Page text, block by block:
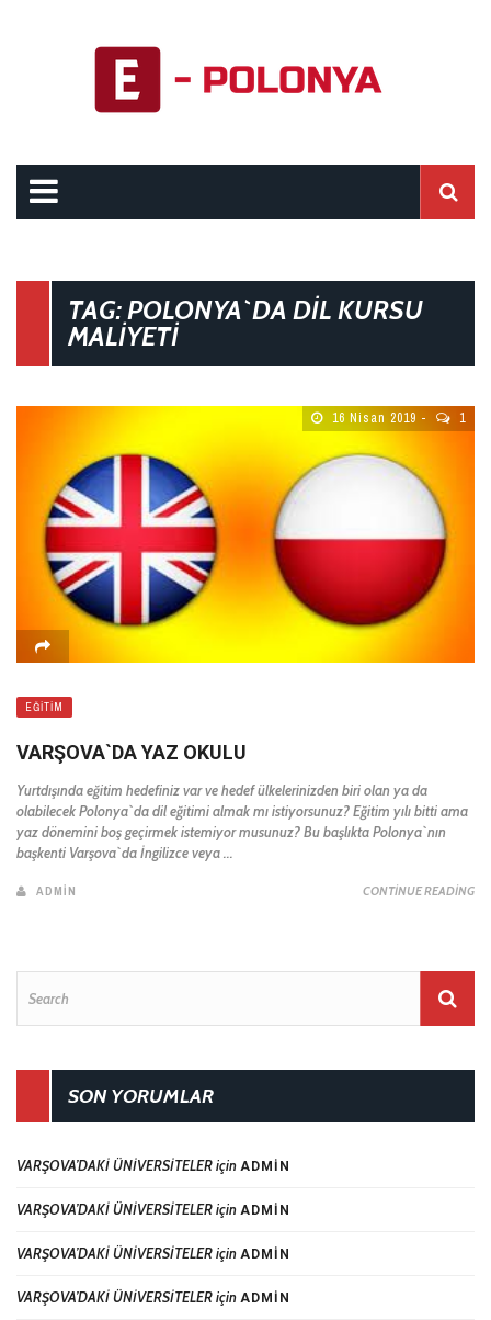
TAG: POLONYA`DA DIL KURSU
MALIYETI
16 Nisan 2019 1
EĞITIM
VARŞOVA`DA YAZ OKULU
Yurtdışında eğitim hedefiniz var ve hedef ülkelerinizden biri olan ya da
olabilecek Polonya`da dil eğitimi almak mı istiyorsunuz? Eğitim yılı bitti ama
yaz dönemini boş geçirmek istemiyor musunuz? Bu başlıkta Polonya`nın
başkenti Varşova`da İngilizce veya ...
ADMIN CONTINUE READING
SON YORUMLAR
VARŞOVA’DAKİ ÜNİVERSİTELERiçin ADMIN
VARŞOVA’DAKİ ÜNİVERSİTELERiçin ADMIN
VARŞOVA’DAKİ ÜNİVERSİTELERiçin ADMIN
VARŞOVA’DAKİ ÜNİVERSİTELERiçin ADMIN